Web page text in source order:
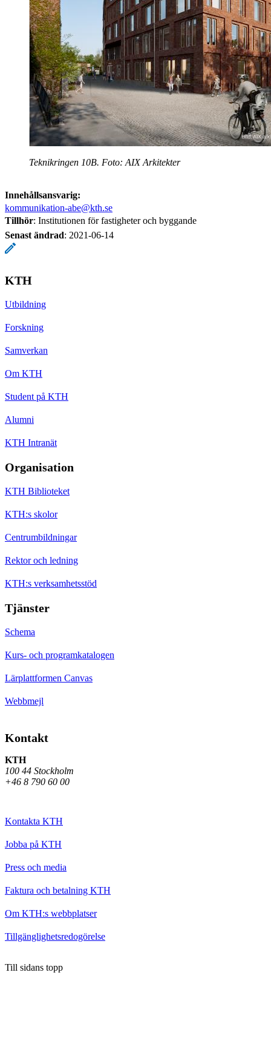
Teknikringen 10B. Foto: AIX Arkitekter
Innehållsansvarig:
kommunikation-abe@kth.se
Tillhör: Institutionen för fastigheter och byggande
Senast ändrad: 2021-06-14
KTH
Utbildning
Forskning
Samverkan
Om KTH
Student på KTH
Alumni
KTH Intranät
Organisation
KTH Biblioteket
KTH:s skolor
Centrumbildningar
Rektor och ledning
KTH:s verksamhetsstöd
Tjänster
Schema
Kurs- och programkatalogen
Lärplattformen Canvas
Webbmejl
Kontakt
KTH
100 44 Stockholm
+46 8 790 60 00
Kontakta KTH
Jobba på KTH
Press och media
Faktura och betalning KTH
Om KTH:s webbplatser
Tillgänglighetsredogörelse
Till sidans topp